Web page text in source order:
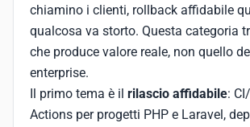
chiamino i clienti, rollback affidabile
qualcosa va storto. Questa categoria
che produce valore reale, non quello
enterprise.
Il primo tema è il rilascio affidabile:
Actions per progetti PHP e Laravel,